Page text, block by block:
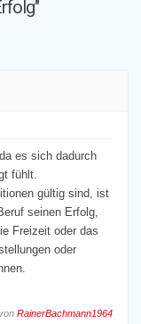
es sich dadurch
fühlt.
gültig sind, ist
seinen Erfolg,
Freizeit oder das
oder
RainerBachmann1964